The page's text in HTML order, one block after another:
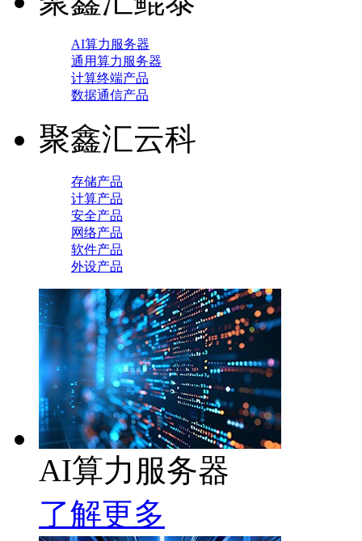
AI算力服务器
通用算力服务器
计算终端产品
数据通信产品
聚鑫汇云科
存储产品
计算产品
安全产品
网络产品
软件产品
外设产品
AI算力服务器
了解更多